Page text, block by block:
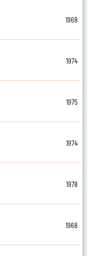
1968
1974
1975
1974
1978
1968